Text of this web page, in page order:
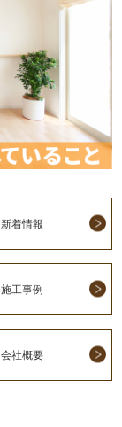
新着情報
施工事例
会社概要